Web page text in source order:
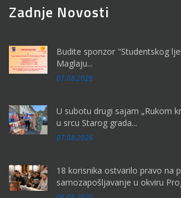
Zadnje Novosti
Budite sponzor "Studentskog
Maglaju...
07.08.2026
U subotu drugi sajam „Rukom
u srcu Starog grada...
07.08.2026
18 korisnika ostvarilo pravo na
samozapošljavanje u okviru